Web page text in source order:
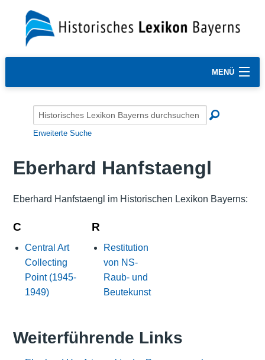
MENÜ
Erweiterte Suche
Eberhard Hanfstaengl
Eberhard Hanfstaengl im Historischen Lexikon Bayerns:
C
Central Art
Collecting
Point (1945-
1949)
R
Restitution
von NS-
Raub- und
Beutekunst
Weiterführende Links